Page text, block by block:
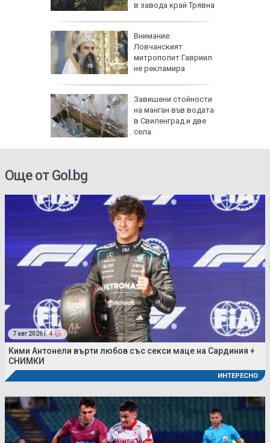
в завода край Трявна
Внимание:
Ловчанският
митрополит Гавриил
не рекламира
Завишени стойности
на манган във водата
в Свиленград и две
села
Още от Gol.bg
7 авг 2026 | 4
Кими Антонели върти любов със секси маце на Сардиния +
СНИМКИ
ИНТЕРЕСНО